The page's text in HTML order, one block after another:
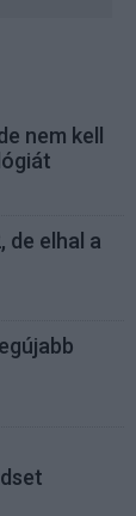
nem kell
de elhal a